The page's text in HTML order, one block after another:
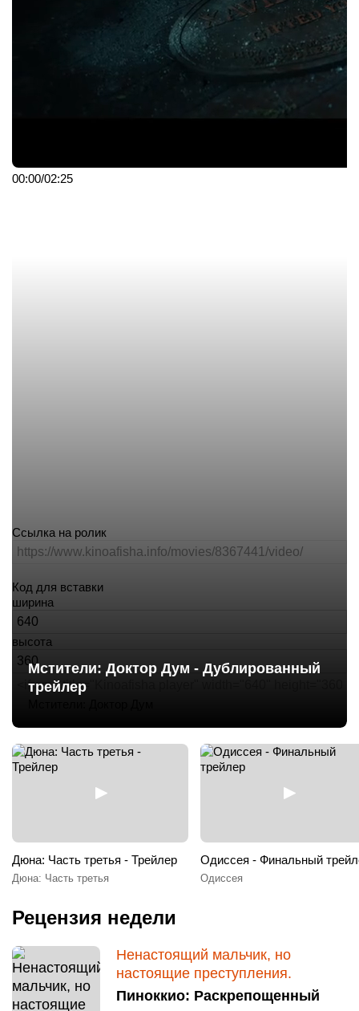
Партизанская
Москва
Немига
Центральный
Площадь Ленина Купаловская Октябрьская
00:00/02:25
Ссылка на ролик
Код для вставки
ширина
высота
Мстители: Доктор Дум - Дублированный
трейлер
Дюна: Часть третья - Трейлер
Дюна: Часть третья
Одиссея - Финальный
Одиссея
Рецензия недели
Ненастоящий мальчик, но
настоящие преступления.
Пиноккио: Раскрепощенный